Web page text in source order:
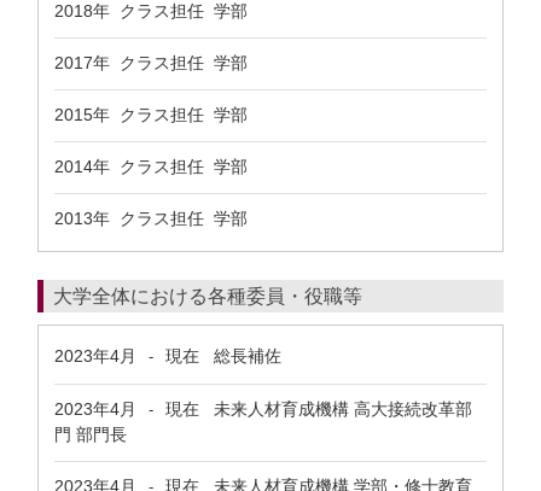
2018年 クラス担任 学部
2017年 クラス担任 学部
2015年 クラス担任 学部
2014年 クラス担任 学部
2013年 クラス担任 学部
大学全体における各種委員・役職等
2023年4月 - 現在 総長補佐
2023年4月 - 現在 未来人材育成機構 高大接続改革部
門 部門長
2023年4月 - 現在 未来人材育成機構 学部・修士教育